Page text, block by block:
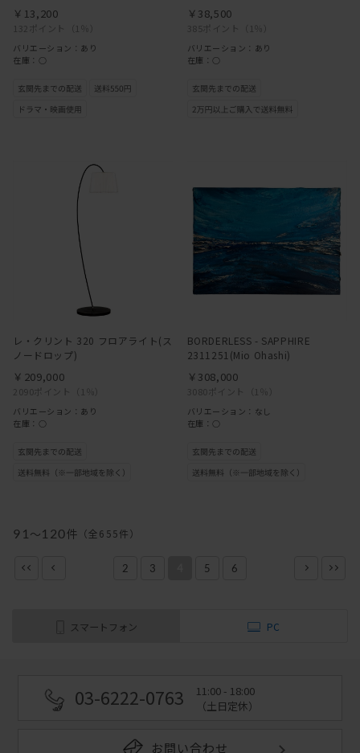
132ポイント （1％）
￥13,200
バリエーション：あり
在庫：○
385ポイント （1％）
￥38,500
バリエーション：あり
在庫：○
レ・クリント 320 フロアライト(ス
ノードロップ)
2090ポイント （1％）
￥209,000
バリエーション：あり
在庫：○
BORDERLESS - SAPPHIRE
2311251(Mio Ohashi)
3080ポイント （1％）
￥308,000
バリエーション：なし
在庫：○
91 ～120件 （全655件）
2 3 5 6
スマートフォン PC
03-6222-0763
11:00 - 18:00
（土日定休）
お問い合わせ